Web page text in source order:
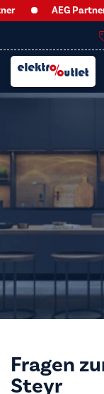
AEG Partner
Fragen
Steyr